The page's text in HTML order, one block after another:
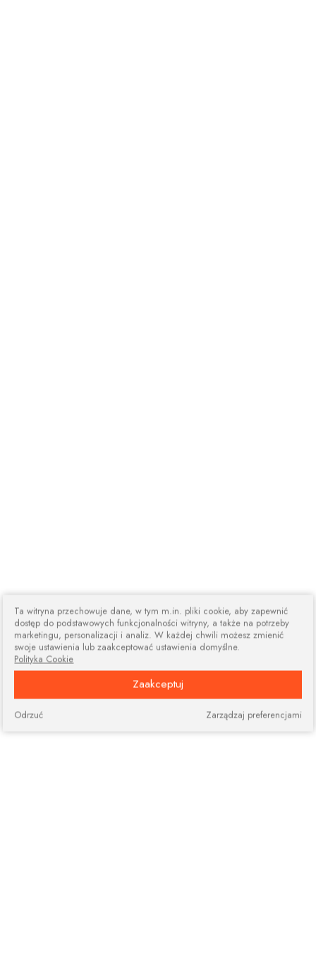
Ta witryna przechowuje dane, w tym m.in. pliki cookie, aby zapewnić
dostęp do podstawowych funkcjonalności witryny, a także na potrzeby
marketingu, personalizacji i analiz. W każdej chwili możesz zmienić
swoje ustawienia lub zaakceptować ustawienia domyślne.
Polityka Cookie
Zaakceptuj
Zarządzaj preferencjami
Odrzuć